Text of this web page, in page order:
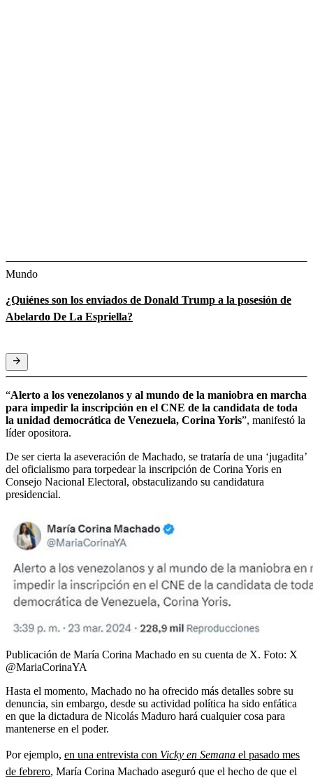
Mundo
¿Quiénes son los enviados de Donald Trump a la posesión de
Abelardo De La Espriella?
“Alerto a los venezolanos y al mundo de la maniobra en marcha
para impedir la inscripción en el CNE de la candidata de toda
la unidad democrática de Venezuela, Corina Yoris”, manifestó la
líder opositora.
De ser cierta la aseveración de Machado, se trataría de una ‘jugadita’
del oficialismo para torpedear la inscripción de Corina Yoris en
Consejo Nacional Electoral, obstaculizando su candidatura
presidencial.
Publicación de María Corina Machado en su cuenta de X. Foto: X
@MariaCorinaYA
Hasta el momento, Machado no ha ofrecido más detalles sobre su
denuncia, sin embargo, desde su actividad política ha sido enfática
en que la dictadura de Nicolás Maduro hará cualquier cosa para
mantenerse en el poder.
Por ejemplo, en una entrevista con Vicky en Semana el pasado mes
de febrero, María Corina Machado aseguró que el hecho de que el